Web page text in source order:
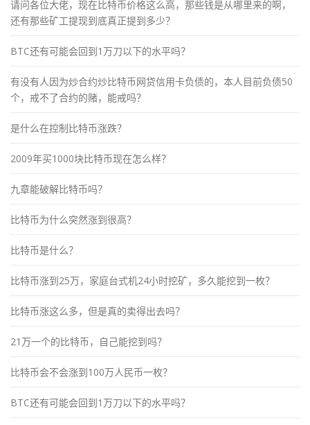
请问各位大佬，现在比特币价格这么高，那些钱是从哪里来的啊，
还有那些矿工提现到底真正提到多少？
BTC还有可能会回到1万刀以下的水平吗？
有没有人因为炒合约炒比特币网贷信用卡负债的，本人目前负债50
个，戒不了合约的赌，能戒吗？
是什么在控制比特币涨跌？
2009年买1000块比特币现在怎么样？
九章能破解比特币吗？
比特币为什么突然涨到很高？
比特币是什么？
比特币涨到25万，家庭台式机24小时挖矿，多久能挖到一枚？
比特币涨这么多，但是真的卖得出去吗？
21万一个的比特币，自己能挖到吗？
比特币会不会涨到100万人民币一枚？
BTC还有可能会回到1万刀以下的水平吗？